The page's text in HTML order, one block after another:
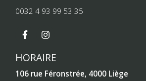
0032 4 93 99 53 35
HORAIRE
106 rue Féronstrée, 4000 Liège